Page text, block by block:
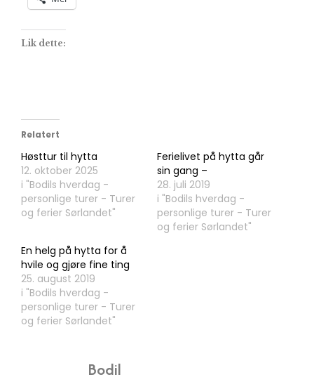
Lik dette:
Relatert
Høsttur til hytta
12. oktober 2025
i "Bodils hverdag -
personlige turer - Turer
og ferier Sørlandet"
Ferielivet på hytta går
sin gang –
28. juli 2019
i "Bodils hverdag -
personlige turer - Turer
og ferier Sørlandet"
En helg på hytta for å
hvile og gjøre fine ting
25. august 2019
i "Bodils hverdag -
personlige turer - Turer
og ferier Sørlandet"
Bodil